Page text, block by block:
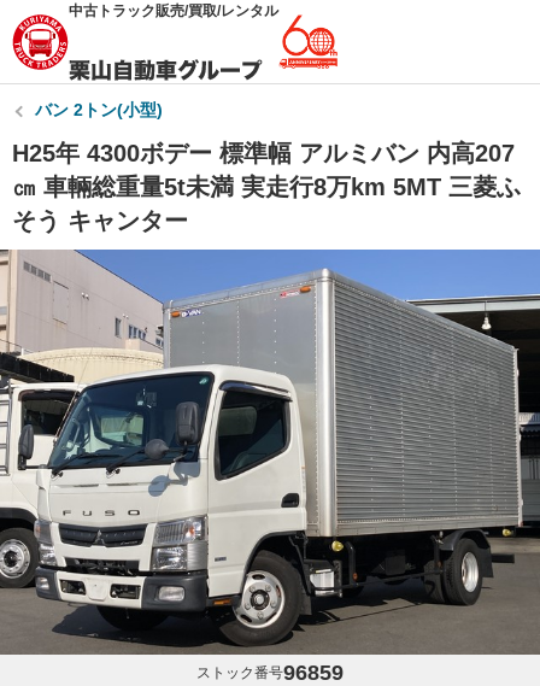
中古トラック販売/買取/レンタル
バン 2トン(小型)
H25年 4300ボデー 標準幅 アルミバン 内高207
㎝ 車輛総重量5t未満 実走行8万km 5MT 三菱ふ
そう キャンター
ストック番号96859